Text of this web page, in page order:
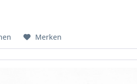
Merken